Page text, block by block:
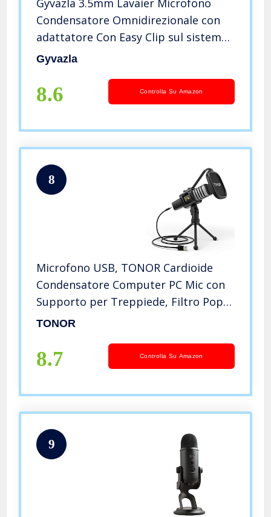
Condensatore Omnidirezionale con
adattatore Con Easy Clip sul sistema,
per Registrazione di
Video/Podcast/Voice Dictation/Phone
Gyvazla
8.6 Controlla Su Amazon
8
Microfono USB, TONOR Cardioide
Condensatore Computer PC Mic con
Supporto per Treppiede, Filtro Pop,
Supporto Shock per Gaming,
Voice Over, Twitch, Discordia, TC30
TONOR
8.7 Controlla Su Amazon
9